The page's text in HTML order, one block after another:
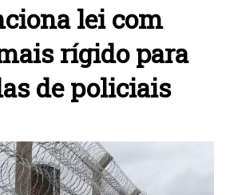
lei com
rígido para
de policiais